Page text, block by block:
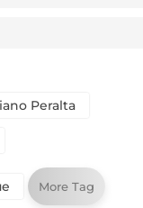
Peralta
More Tag